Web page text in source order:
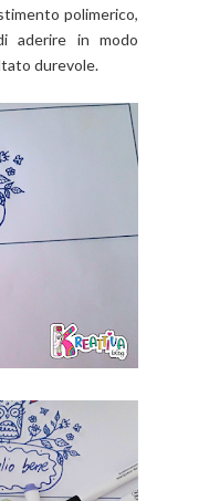
polimerico,
aderire in modo
durevole.